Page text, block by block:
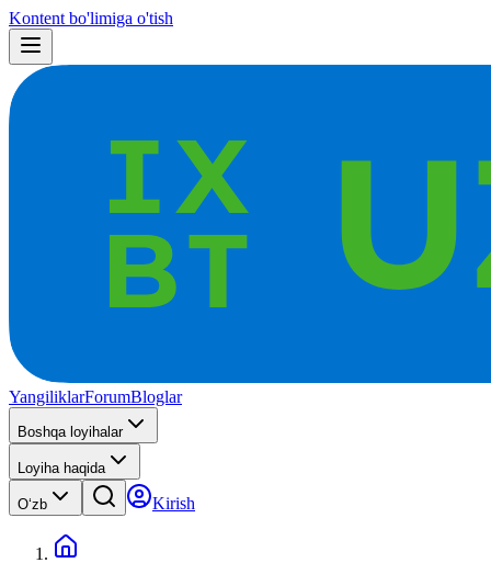
Kontent bo'limiga o'tish
YangiliklarForumBloglar
Boshqa loyihalar
Loyiha haqida
Oʻzb Kirish